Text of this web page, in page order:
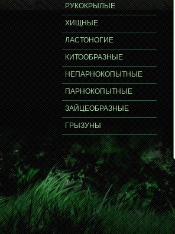
РУКОКРЫЛЫЕ
ХИЩНЫЕ
ЛАСТОНОГИЕ
КИТООБРАЗНЫЕ
НЕПАРНОКОПЫТНЫЕ
ПАРНОКОПЫТНЫЕ
ЗАЙЦЕОБРАЗНЫЕ
ГРЫЗУНЫ